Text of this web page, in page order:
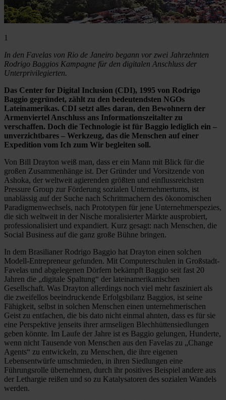
1
In den Favelas von Rio de Janeiro begann vor zwei Jahrzehnten
Rodrigo Baggios Kampagne für den digitalen Anschluss der
Unterprivilegierten.
Das Center for Digital Inclusion (CDI), 1995 von Rodrigo
Baggio gegründet, zählt zu den bedeutendsten NGOs
Lateinamerikas. CDI setzt alles daran, den Bewohnern der
Armenviertel Anschluss ans Informationszeitalter zu
verschaffen. Doch die Technologie ist für Baggio lediglich ein –
unverzichtbares – Werkzeug, das die Menschen auf einer
Expedition vom Ich zum Wir begleiten soll.
Von Bill Drayton weiß man, dass er ein Mann mit Blick für die
großen Zusammenhänge ist. Der Gründer und Vorsitzende von
Ashoka, der weltweit agierenden größten und einflussreichsten
Pressure Group zur Förderung sozialen Unternehmertums, ist
unablässig auf der Suche nach Schrittmachern des ökonomischen
Paradigmenwechsels, nach Prototypen für jene Unternehmerspezies,
die sich weltweit in der Nische moralisierter Märkte ausprobiert,
professionalisiert und expandiert. Kurz gesagt: nach Menschen, die
Social Business auf die ganz große Bühne bringen.
In dem Brasilianer Rodrigo Baggio hat Drayton einen solchen
Modell-Entrepreneur gefunden. Mit Computerschulen in Großstadt-
Favelas und abgelegenen Dörfern bekämpft Baggio seit fast 20
Jahren die „digitale Spaltung“ der lateinamerikanischen
Gesellschaft. Was Drayton allerdings noch viel mehr fasziniert als
die zweifellos beeindruckende Erfolgsbilanz Baggios, ist seine
Fähigkeit, selbst in solchen Menschen einen unternehmerischen
Geist zu entfachen, die bis dato nicht einmal ahnten, dass es für sie
eine Perspektive jenseits ihrer armseligen Blechhüttensiedlungen
geben könnte. Im Laufe der Jahre ist es Baggio gelungen, Hunderte,
wenn nicht Tausende von Menschen aus den Favelas zu „Change
Agents“ zu entwickeln, zu Menschen, die ihre eigenen
Lebensentwürfe umschmieden, in ihren Siedlungen eine
Führungsrolle übernehmen, durch ihr positives Beispiel andere aus
der Lethargie reißen und so zu Katalysatoren des sozialen Wandels
werden.